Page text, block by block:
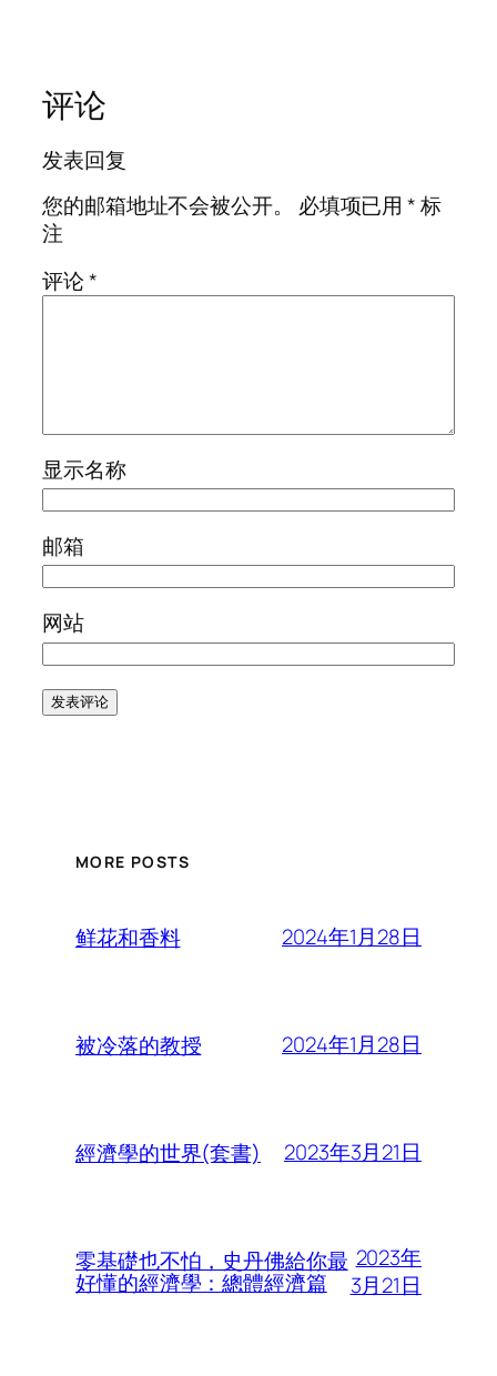
评论
发表回复
您的邮箱地址不会被公开。
必填项已用*标
注
评论*
显示名称
邮箱
网站
MORE POSTS
鲜花和香料 2024年1月28日
被冷落的教授 2024年1月28日
經濟學的世界(套書) 2023年3月21日
零基礎也不怕，史丹佛給你最
好懂的經濟學：總體經濟篇
2023年
3月21日